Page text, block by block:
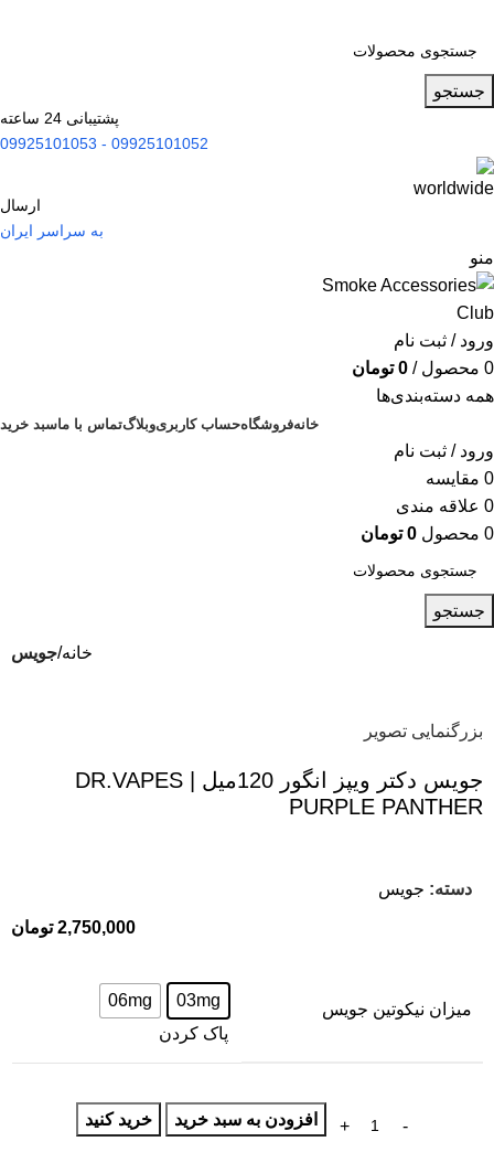
جستجو
پشتیبانی 24 ساعته
09925101052 - 09925101053
ارسال
به سراسر ایران
منو
ورود / ثبت نام
0 محصول /
0 تومان
همه دسته‌بندی‌ها
خانهفروشگاهحساب کاربریوبلاگتماس با ماسبد خرید
ورود / ثبت نام
0 مقایسه
0 علاقه مندی
0 محصول 0 تومان
جستجو
خانه جویس
بزرگنمایی تصویر
جویس دکتر ویپز انگور 120میل | DR.VAPES
PURPLE PANTHER
دسته: جویس
2,750,000 تومان
میزان نیکوتین جویس 03mg
06mg
پاک کردن
افزودن به سبد خرید خرید کنید